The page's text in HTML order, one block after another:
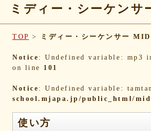
ミディー・シーケン
TOP > ミディー・シーケンサー
Notice : Undefined variable: mp3
on line 101
Notice : Undefined variable:
school.mjapa.jp/public_html/
使い方